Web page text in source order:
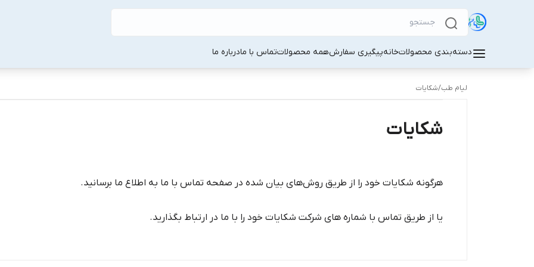
دسته‌بندی محصولاتخانهپیگیری سفارشهمه محصولاتتماس با مادرباره ما
لیام طب/شکایات
شکایات
هرگونه شکایات خود را از طریق روش‌های بیان شده در صفحه تماس با ما به اطلاع ما برسانید.
یا از طریق تماس با شماره های شرکت شکایات خود را با ما در ارتباط بگذارید.